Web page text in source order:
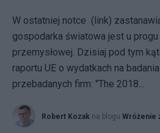
W ostatniej notce (link)
gospodarka światowa jest u
przemysłowej. Dzisiaj pod tym
raportu UE o wydatkach na
przebadanych firm: "The 2018...
Robert Kozak na blogu Wróżenie